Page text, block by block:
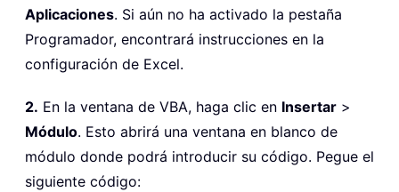
Aplicaciones. Si aún no ha activado la pestaña
Programador, encontrará instrucciones en la
configuración de Excel.
2. En la ventana de VBA, haga clic en Insertar >
Módulo. Esto abrirá una ventana en blanco de
módulo donde podrá introducir su código. Pegue el
siguiente código: